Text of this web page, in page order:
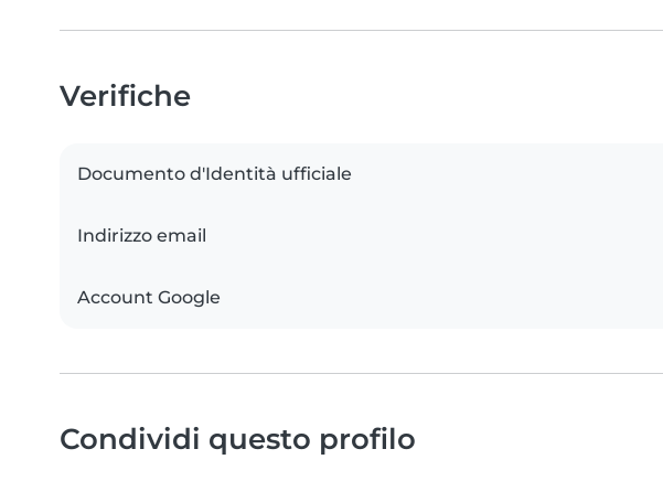
Verifiche
Documento d'Identità ufficiale
Indirizzo email
Account Google
Condividi questo profilo